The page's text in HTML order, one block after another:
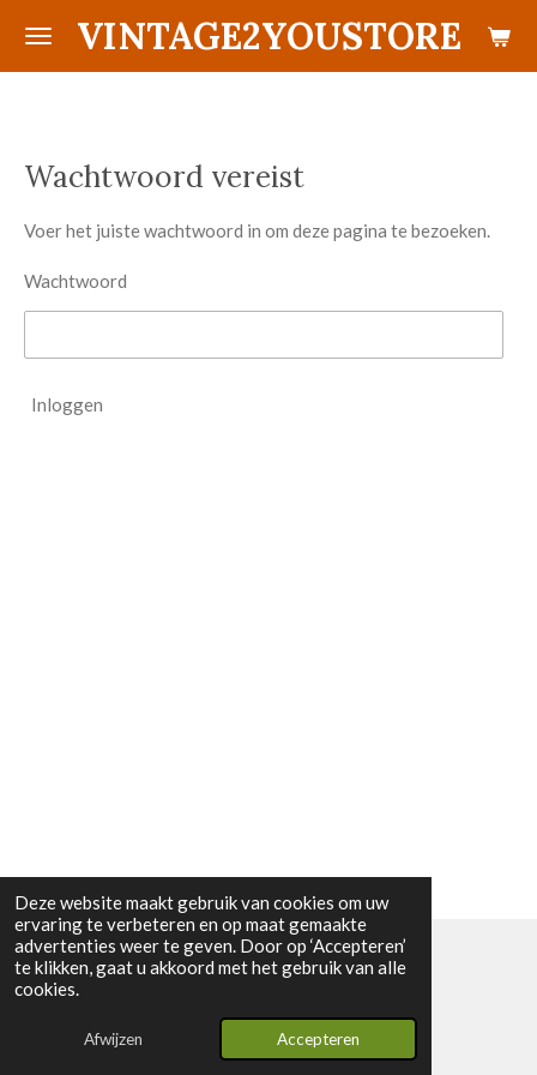
Deze website maakt gebruik van cookies om uw
ervaring te verbeteren en op maat gemaakte
advertenties weer te geven. Door op ‘Accepteren’
te klikken, gaat u akkoord met het gebruik van alle
cookies.
Afwijzen Accepteren
Ga
VINTAGE2YOUSTORE
Wachtwoord vereist
Voer het juiste wachtwoord in om deze pagina te bezoeken.
Wachtwoord
Inloggen
© 2024 - 2026 Vintage2youstore